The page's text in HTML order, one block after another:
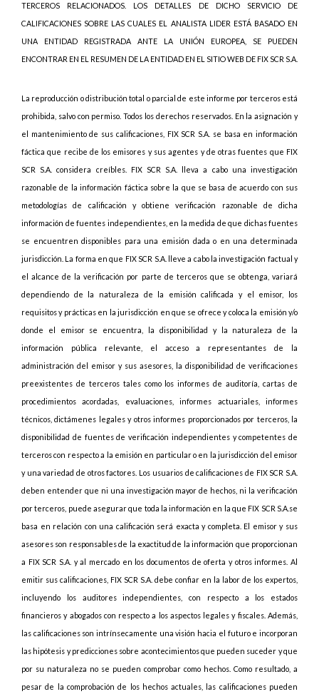
TERCEROS RELACIONADOS. LOS DETALLES DE DICHO SERVICIO DE
CALIFICACIONES SOBRE LAS CUALES EL ANALISTA LIDER ESTÁ BASADO EN
UNA ENTIDAD REGISTRADA ANTE LA UNIÓN EUROPEA, SE PUEDEN
ENCONTRAR EN EL RESUMEN DE LA ENTIDAD EN EL SITIO WEB DE FIX SCR S.A.
La reproducción o distribución total o parcial de este informe por terceros está
prohibida, salvo con permiso. Todos los derechos reservados. En la asignación y
el mantenimiento de sus calificaciones, FIX SCR S.A. se basa en información
fáctica que recibe de los emisores y sus agentes y de otras fuentes que FIX
SCR S.A. considera creíbles. FIX SCR S.A. lleva a cabo una investigación
razonable de la información fáctica sobre la que se basa de acuerdo con sus
metodologías de calificación y obtiene verificación razonable de dicha
información de fuentes independientes, en la medida de que dichas fuentes
se encuentren disponibles para una emisión dada o en una determinada
jurisdicción. La forma en que FIX SCR S.A. lleve a cabo la investigación factual y
el alcance de la verificación por parte de terceros que se obtenga, variará
dependiendo de la naturaleza de la emisión calificada y el emisor, los
requisitos y prácticas en la jurisdicción en que se ofrece y coloca la emisión y/o
donde el emisor se encuentra, la disponibilidad y la naturaleza de la
información pública relevante, el acceso a representantes de la
administración del emisor y sus asesores, la disponibilidad de verificaciones
preexistentes de terceros tales como los informes de auditoría, cartas de
procedimientos acordadas, evaluaciones, informes actuariales, informes
técnicos, dictámenes legales y otros informes proporcionados por terceros, la
disponibilidad de fuentes de verificación independientes y competentes de
terceros con respecto a la emisión en particular o en la jurisdicción del emisor
y una variedad de otros factores. Los usuarios de calificaciones de FIX SCR S.A.
deben entender que ni una investigación mayor de hechos, ni la verificación
por terceros, puede asegurar que toda la información en la que FIX SCR S.A.se
basa en relación con una calificación será exacta y completa. El emisor y sus
asesores son responsables de la exactitud de la información que proporcionan
a FIX SCR S.A. y al mercado en los documentos de oferta y otros informes. Al
emitir sus calificaciones, FIX SCR S.A. debe confiar en la labor de los expertos,
incluyendo los auditores independientes, con respecto a los estados
financieros y abogados con respecto a los aspectos legales y fiscales. Además,
las calificaciones son intrínsecamente una visión hacia el futuro e incorporan
las hipótesis y predicciones sobre acontecimientos que pueden suceder y que
por su naturaleza no se pueden comprobar como hechos. Como resultado, a
pesar de la comprobación de los hechos actuales, las calificaciones pueden